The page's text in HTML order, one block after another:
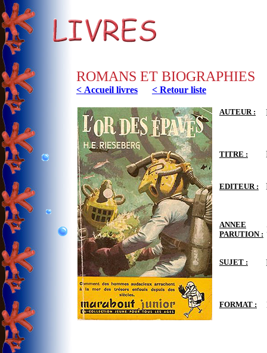
ROMANS ET BIOGRAPHIES
< Accueil livres < Retour liste
AUTEUR :
TITRE :
EDITEUR :
ANNEE
PARUTION :
SUJET :
FORMAT :